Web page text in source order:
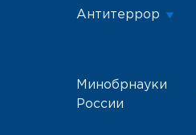
Антитеррор
Минобрнауки
России